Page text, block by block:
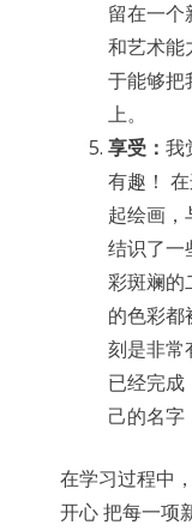
留在一个
和艺术能
于能够把
上。
享受： 我
有趣！
起绘画，
结识了一
彩斑斓的
的色彩都
刻是非常
已经完成
己的名字
在学习过程中
开心 把每一项